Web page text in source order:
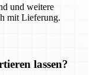
und weitere
mit Lieferung.
lassen?